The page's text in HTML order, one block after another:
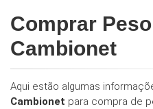
Comprar
Cambionet
Aqui estão algumas
Cambionet para compra de